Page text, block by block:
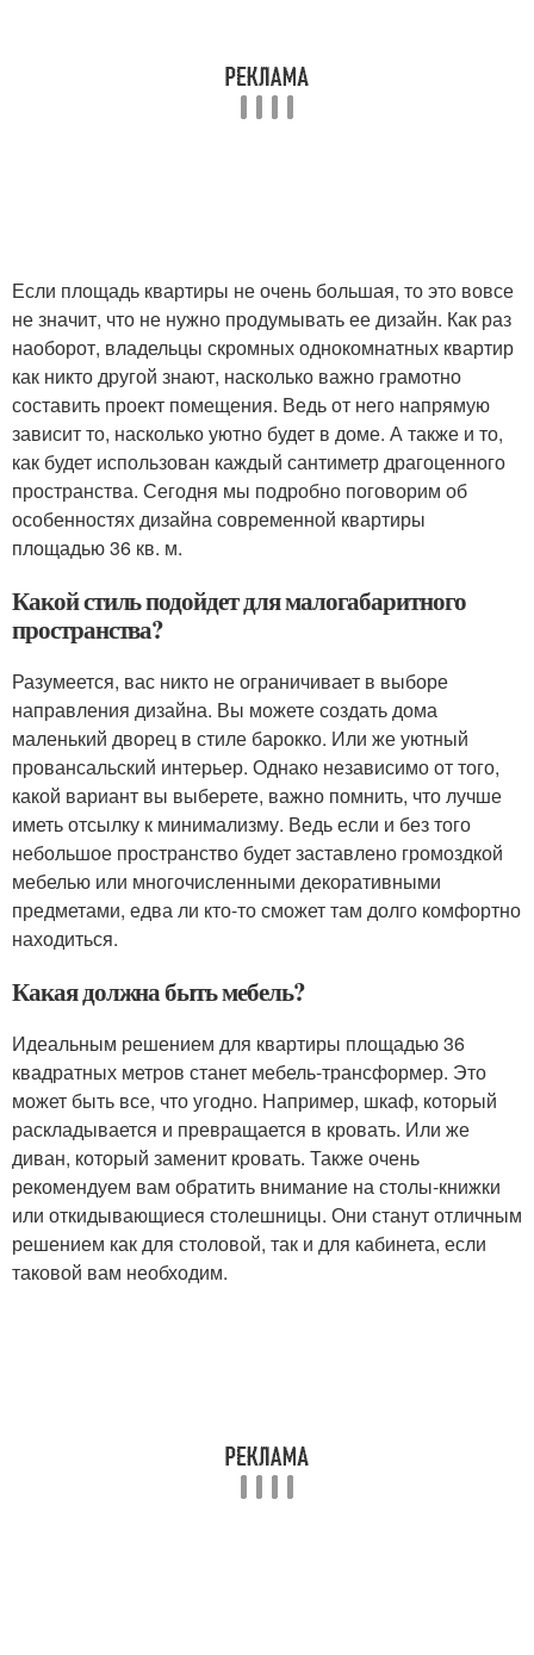
Если площадь квартиры не очень большая, то это вовсе
не значит, что не нужно продумывать ее дизайн. Как раз
наоборот, владельцы скромных однокомнатных квартир
как никто другой знают, насколько важно грамотно
составить проект помещения. Ведь от него напрямую
зависит то, насколько уютно будет в доме. А также и то,
как будет использован каждый сантиметр драгоценного
пространства. Сегодня мы подробно поговорим об
особенностях дизайна современной квартиры
площадью 36 кв. м.
Какой стиль подойдет для малогабаритного
пространства?
Разумеется, вас никто не ограничивает в выборе
направления дизайна. Вы можете создать дома
маленький дворец в стиле барокко. Или же уютный
провансальский интерьер. Однако независимо от того,
какой вариант вы выберете, важно помнить, что лучше
иметь отсылку к минимализму. Ведь если и без того
небольшое пространство будет заставлено громоздкой
мебелью или многочисленными декоративными
предметами, едва ли кто-то сможет там долго комфортно
находиться.
Какая должна быть мебель?
Идеальным решением для квартиры площадью 36
квадратных метров станет мебель-трансформер. Это
может быть все, что угодно. Например, шкаф, который
раскладывается и превращается в кровать. Или же
диван, который заменит кровать. Также очень
рекомендуем вам обратить внимание на столы-книжки
или откидывающиеся столешницы. Они станут отличным
решением как для столовой, так и для кабинета, если
таковой вам необходим.